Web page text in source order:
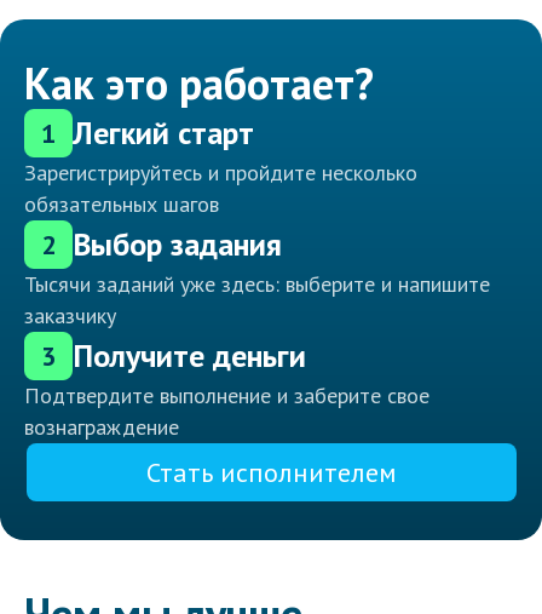
Как это работает?
1 Легкий старт
Зарегистрируйтесь и пройдите несколько
обязательных шагов
2 Выбор задания
Тысячи заданий уже здесь: выберите и напишите
заказчику
3 Получите деньги
Подтвердите выполнение и заберите свое
вознаграждение
Стать исполнителем